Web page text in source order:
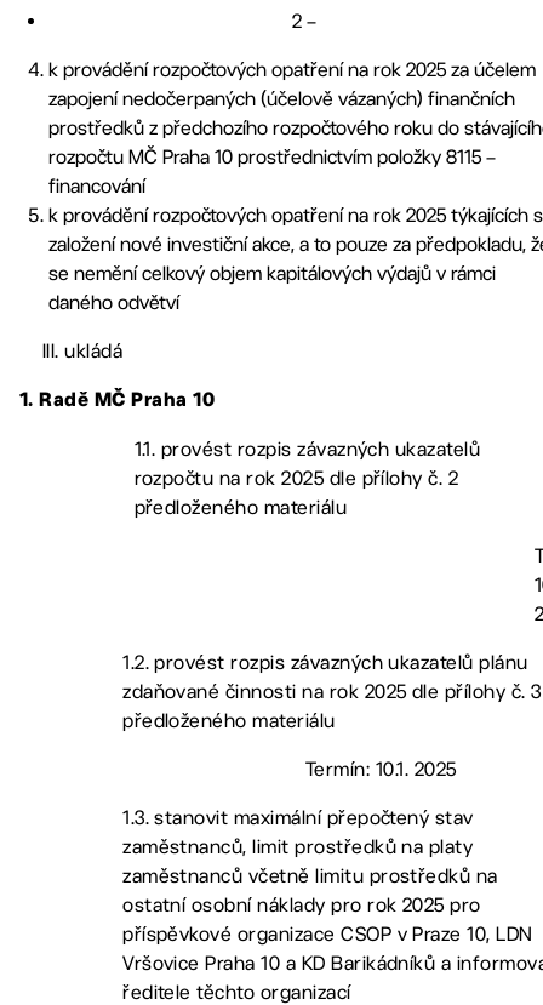
2 –
k provádění rozpočtových opatření na rok 2025 za účelem
zapojení nedočerpaných (účelově vázaných) finančních
prostředků z předchozího rozpočtového roku do
rozpočtu MČ Praha 10 prostřednictvím položky 8115 –
financování
k provádění rozpočtových opatření na rok 2025 týkajících
založení nové investiční akce, a to pouze za předpokladu,
se nemění celkový objem kapitálových výdajů v rámci
daného odvětví
III. ukládá
1. Radě MČ Praha 10
1.1. provést rozpis závazných ukazatelů
rozpočtu na rok 2025 dle přílohy č. 2
předloženého materiálu
1.2. provést rozpis závazných ukazatelů plánu
zdaňované činnosti na rok 2025 dle přílohy č. 3
předloženého materiálu
Termín: 10.1. 2025
1.3. stanovit maximální přepočtený stav
zaměstnanců, limit prostředků na platy
zaměstnanců včetně limitu prostředků na
ostatní osobní náklady pro rok 2025 pro
příspěvkové organizace CSOP v Praze 10, LDN
Vršovice Praha 10 a KD Barikádníků a
ředitele těchto organizací